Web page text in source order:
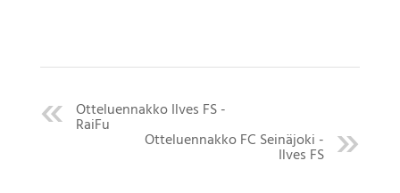
Otteluennakko Ilves FS -
RaiFu
Otteluennakko FC Seinäjoki -
Ilves FS